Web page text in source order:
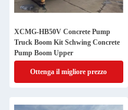
XCMG-HB50V Concrete Pump
Truck Boom Kit Schwing Concrete
Pump Boom Upper
Ottenga il migliore prezzo